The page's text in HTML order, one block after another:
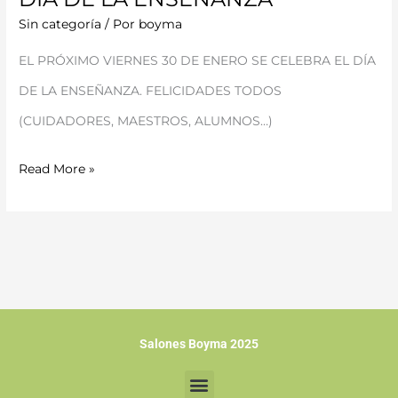
Sin categoría / Por boyma
EL PRÓXIMO VIERNES 30 DE ENERO SE CELEBRA EL DÍA
DE LA ENSEÑANZA. FELICIDADES TODOS
(CUIDADORES, MAESTROS, ALUMNOS…)
DE
LA
ENSEÑANZA
Read More »
Salones Boyma 2025